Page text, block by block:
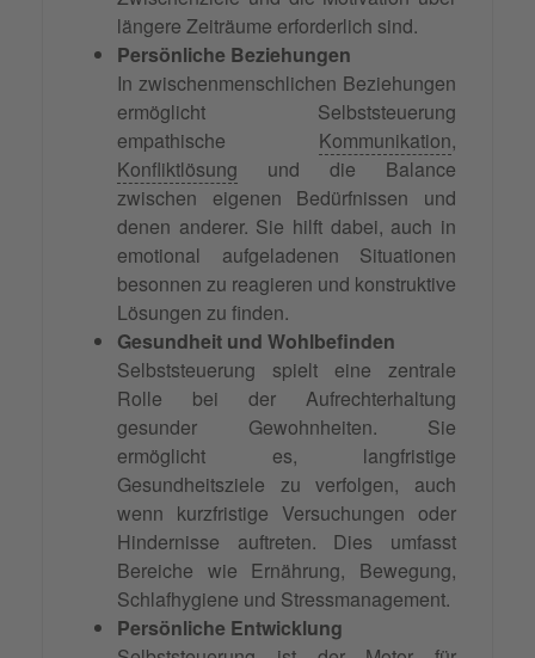
längere Zeiträume erforderlich sind.
Persönliche Beziehungen
In zwischenmenschlichen Beziehungen
ermöglicht Selbststeuerung
empathische Kommunikation,
Konfliktlösung und die Balance
zwischen eigenen Bedürfnissen und
denen anderer. Sie hilft dabei, auch in
emotional aufgeladenen Situationen
besonnen zu reagieren und konstruktive
Lösungen zu finden.
Gesundheit und Wohlbefinden
Selbststeuerung spielt eine zentrale
Rolle bei der Aufrechterhaltung
gesunder Gewohnheiten. Sie
ermöglicht es, langfristige
Gesundheitsziele zu verfolgen, auch
wenn kurzfristige Versuchungen oder
Hindernisse auftreten. Dies umfasst
Bereiche wie Ernährung, Bewegung,
Schlafhygiene und Stressmanagement.
Persönliche Entwicklung